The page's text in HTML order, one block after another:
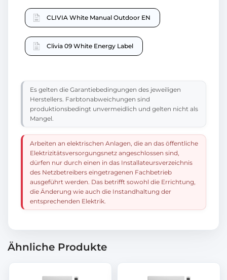
CLIVIA White Manual Outdoor EN
Clivia 09 White Energy Label
Es gelten die Garantiebedingungen des jeweiligen
Herstellers. Farbtonabweichungen sind
produktionsbedingt unvermeidlich und gelten nicht als
Mangel.
Arbeiten an elektrischen Anlagen, die an das öffentliche
Elektrizitätsversorgungsnetz angeschlossen sind,
dürfen nur durch einen in das Installateursverzeichnis
des Netzbetreibers eingetragenen Fachbetrieb
ausgeführt werden. Das betrifft sowohl die Errichtung,
die Änderung wie auch die Instandhaltung der
entsprechenden Elektrik.
Ähnliche Produkte